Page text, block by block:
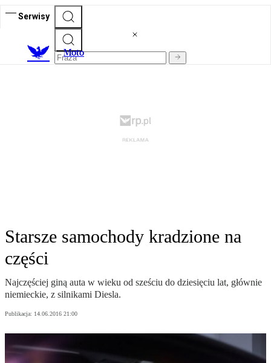
Serwisy
Moto
Starsze samochody kradzione na
części
Najczęściej giną auta w wieku od sześciu do dziesięciu lat, głównie
niemieckie, z silnikami Diesla.
Publikacja: 14.06.2016 21:00